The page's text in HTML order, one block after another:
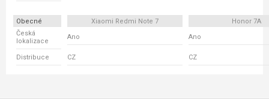
Obecné Xiaomi Redmi Note 7
Honor 7A
Česká
lokalizace
Ano Ano
Distribuce CZ CZ